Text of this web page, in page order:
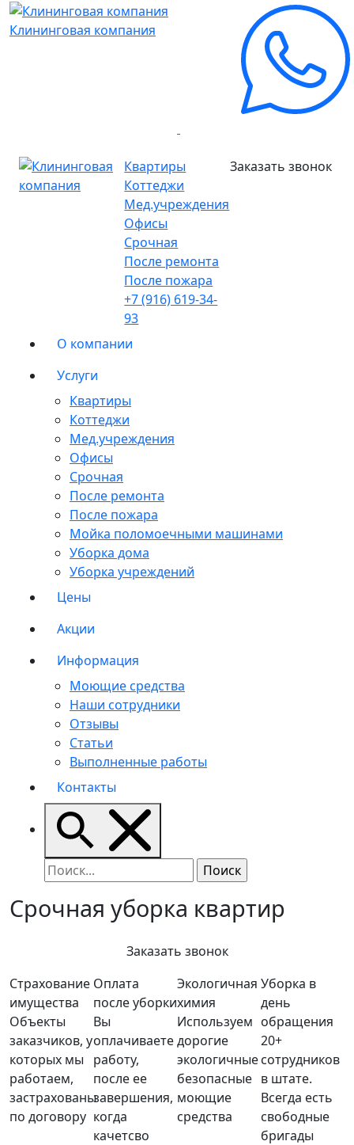
Клининговая компания
Квартиры
Коттеджи
Мед.учреждения
Офисы
Срочная
После ремонта
После пожара
+7 (916) 619-34-
93
Заказать звонок
О компании
Услуги
Квартиры
Коттеджи
Мед.учреждения
Офисы
Срочная
После ремонта
После пожара
Мойка поломоечными машинами
Уборка дома
Уборка учреждений
Цены
Акции
Информация
Моющие средства
Наши сотрудники
Отзывы
Статьи
Выполненные работы
Контакты
Срочная уборка квартир
Заказать звонок
Страхование
имущества
Объекты
заказчиков, у
которых мы
работаем,
застрахованы
по договору
Оплата
после уборки
Вы
оплачиваете
работу,
после ее
завершения,
когда
качетсво
Экологичная
химия
Используем
дорогие
экологичные
безопасные
моющие
средства
Уборка в
день
обращения
20+
сотрудников
в штате.
Всегда есть
свободные
бригады